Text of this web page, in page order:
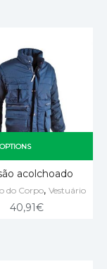
acolchoado
do Corpo,Vestuário
40,91€